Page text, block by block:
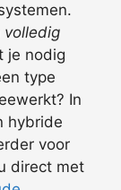
volledig
je nodig
type
In
hybride
voor
direct met